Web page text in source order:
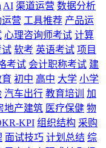
AI 渠道运营 数据分析
营 工具推荐 产品运
心理咨询师考试 计算
试 软考 英语考试 项目
考试 会计职称考试 建
初中 高中 大学 小学
汽车出行 教育培训
加
地产建筑 医疗保健 物
KPI 组织结构 采购
面试技巧 计划总结 综